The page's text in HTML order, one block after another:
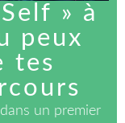
» à
peux
tes
un premier